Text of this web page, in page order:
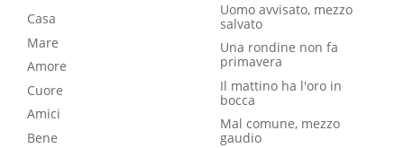
Casa
Mare
Amore
Cuore
Amici
Bene
Uomo avvisato, mezzo
salvato
Una rondine non fa
primavera
Il mattino ha l'oro in
bocca
Mal comune, mezzo
gaudio